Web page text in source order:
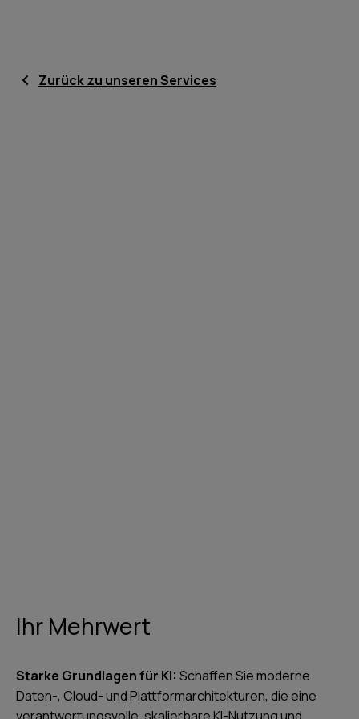
Zurück zu unseren Services
Ihr Mehrwert
Starke Grundlagen für KI: Schaffen Sie moderne
Daten-, Cloud- und Plattformarchitekturen, die eine